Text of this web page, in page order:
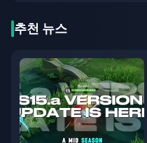
추천 뉴스